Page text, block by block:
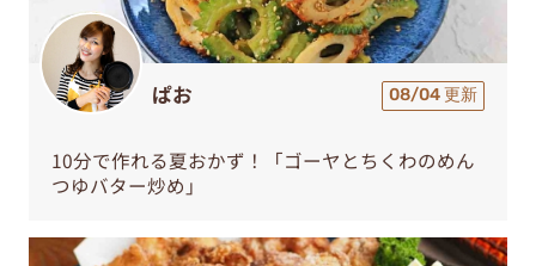
ぱお 08/04 更新
10分で作れる夏おかず！「ゴーヤとちくわのめん
つゆバター炒め」